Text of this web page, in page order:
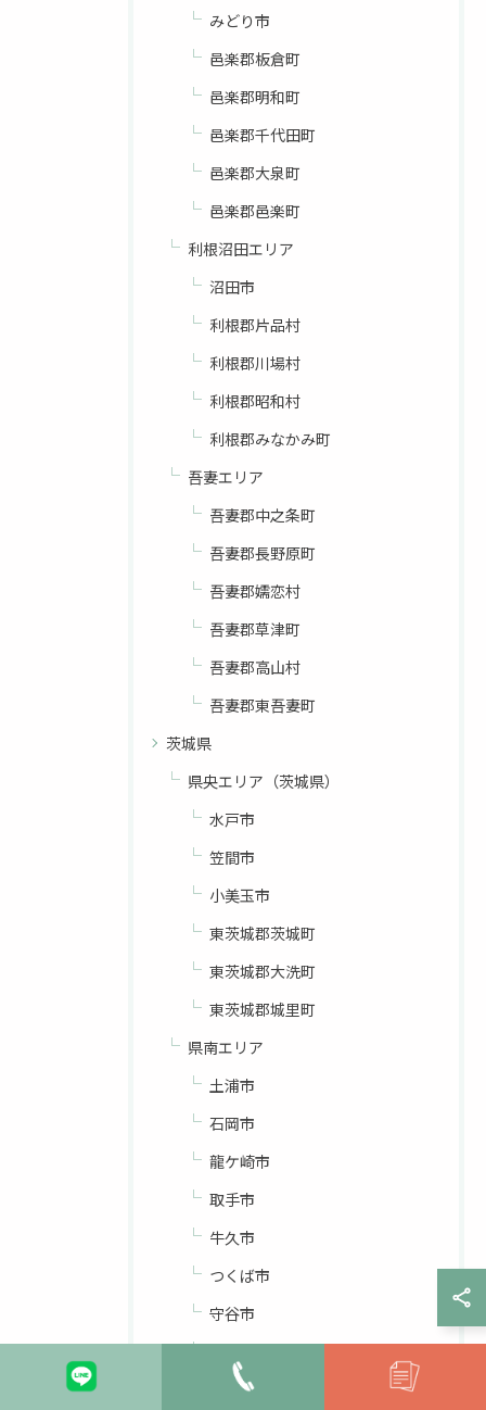
みどり市
邑楽郡板倉町
邑楽郡明和町
邑楽郡千代田町
邑楽郡大泉町
邑楽郡邑楽町
利根沼田エリア
沼田市
利根郡片品村
利根郡川場村
利根郡昭和村
利根郡みなかみ町
吾妻エリア
吾妻郡中之条町
吾妻郡長野原町
吾妻郡嬬恋村
吾妻郡草津町
吾妻郡高山村
吾妻郡東吾妻町
茨城県
県央エリア（茨城県）
水戸市
笠間市
小美玉市
東茨城郡茨城町
東茨城郡大洗町
東茨城郡城里町
県南エリア
土浦市
石岡市
龍ケ崎市
取手市
牛久市
つくば市
守谷市
かすみがうら市